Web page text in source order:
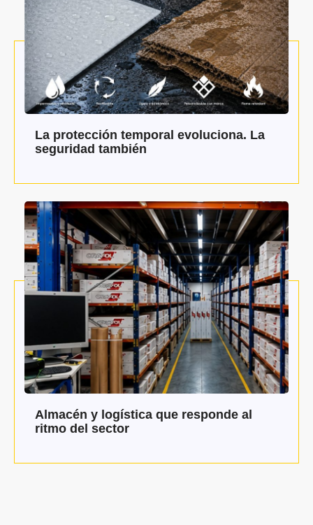
La protección temporal evoluciona. La
seguridad también
Almacén y logística que responde al
ritmo del sector